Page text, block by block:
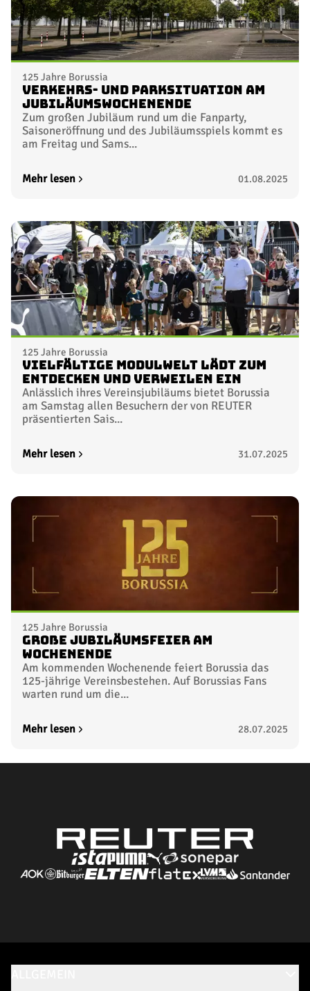
125 Jahre Borussia
Verkehrs- und Parksituation am
Jubiläumswochenende
Zum großen Jubiläum rund um die Fanparty,
Saisoneröffnung und des Jubiläumsspiels kommt es
am Freitag und Sams...
Mehr lesen 01.08.2025
125 Jahre Borussia
Vielfältige Modulwelt lädt zum
Entdecken und Verweilen ein
Anlässlich ihres Vereinsjubiläums bietet Borussia
am Samstag allen Besuchern der von REUTER
präsentierten Sais...
Mehr lesen 31.07.2025
125 Jahre Borussia
Große Jubiläumsfeier am
Wochenende
Am kommenden Wochenende feiert Borussia das
125-jährige Vereinsbestehen. Auf Borussias Fans
warten rund um die...
Mehr lesen 28.07.2025